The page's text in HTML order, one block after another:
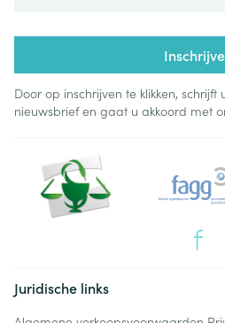
Door op inschrijven te klikken, schrijft
nieuwsbrief en gaat u akkoord met
Juridische links